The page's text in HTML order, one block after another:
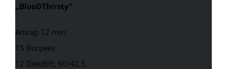
„BlooDThirsty“
Amrap 12 min:
15 Burpees
12 Deadlift, 60/42.5